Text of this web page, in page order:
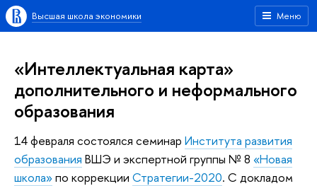
Меню
Высшая школа экономики
«Интеллектуальная карта»
дополнительного и неформального
образования
14 февраля состоялся семинар Института развития
образования ВШЭ и экспертной группы № 8 «Новая
школа»по коррекции Стратегии-2020. С докладом